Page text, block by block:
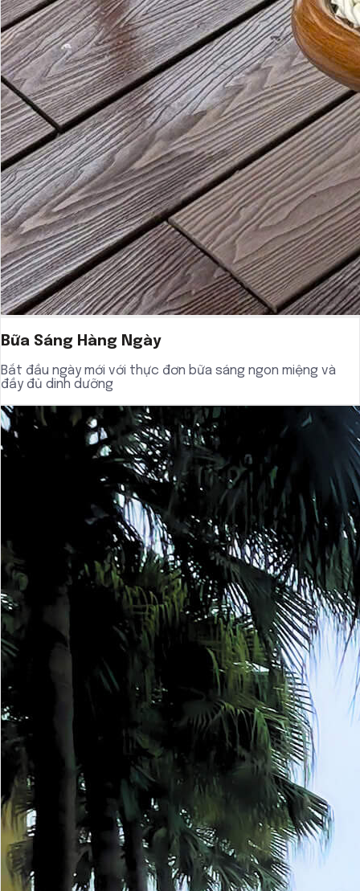
Bữa Sáng Hàng Ngày
Bắt đầu ngày mới với thực đơn bữa sáng ngon miệng và
đầy đủ dinh dưỡng